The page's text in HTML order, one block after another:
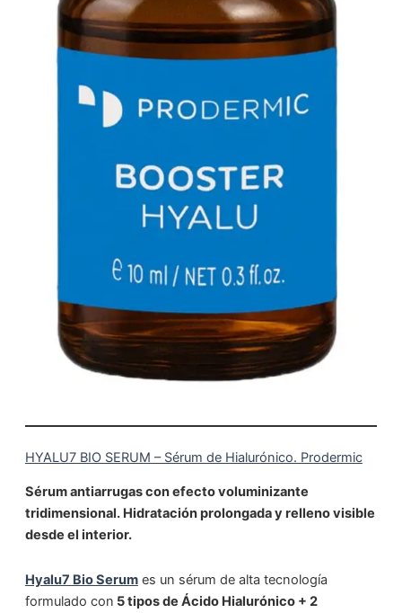
HYALU7 BIO SERUM – Sérum de Hialurónico. Prodermic
Sérum antiarrugas con efecto voluminizante
tridimensional. Hidratación prolongada y relleno visible
desde el interior.
Hyalu7 Bio Serumes un sérum de alta tecnología
formulado con 5 tipos de Ácido Hialurónico + 2